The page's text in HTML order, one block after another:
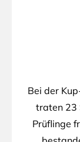
Bei der
traten 23
Prüflinge